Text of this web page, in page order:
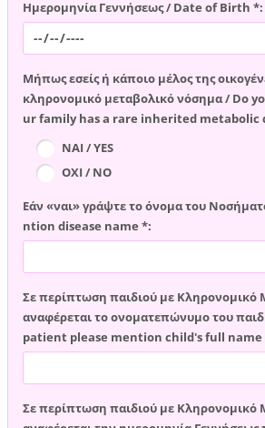
Ημερομηνία Γεννήσεως / Date of Birth *:
Μήπως εσείς ή κάποιο μέλος της
κληρονομικό μεταβολικό νόσημα / Do
ur family has a rare inherited metabolic
ΝΑΙ / YES
ΟΧΙ / NO
Εάν «ναι» γράψτε το όνομα του
ntion disease name *:
Σε περίπτωση παιδιού με
αναφέρεται το ονοματεπώνυμο του
patient please mention child's full name
Σε περίπτωση παιδιού με